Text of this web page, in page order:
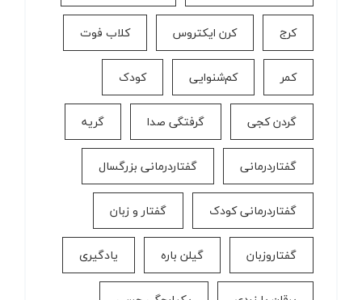
کرج کرن ایکتروس کلاب فوت
کمر کم‌شنوایی کودک
گردن کجی گرفتگی صدا گریه
گفتاردرمانی گفتاردرمانی بزرگسال
گفتاردرمانی کودک گفتار و زبان
گفتاروزبان گیلن باره یادگیری